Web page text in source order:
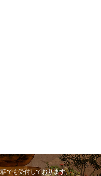
でも受付しております。